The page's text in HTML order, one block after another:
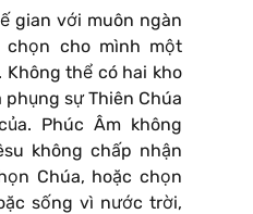
gian với muôn ngàn
cho mình một
thể có hai kho
sự Thiên Chúa
Phúc Âm không
không chấp nhận
Chúa, hoặc chọn
sống vì nước trời,